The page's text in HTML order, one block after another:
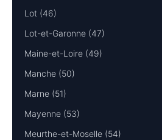
Lot (46)
Lot-et-Garonne (47)
Maine-et-Loire (49)
Manche (50)
Marne (51)
Mayenne (53)
Meurthe-et-Moselle (54)